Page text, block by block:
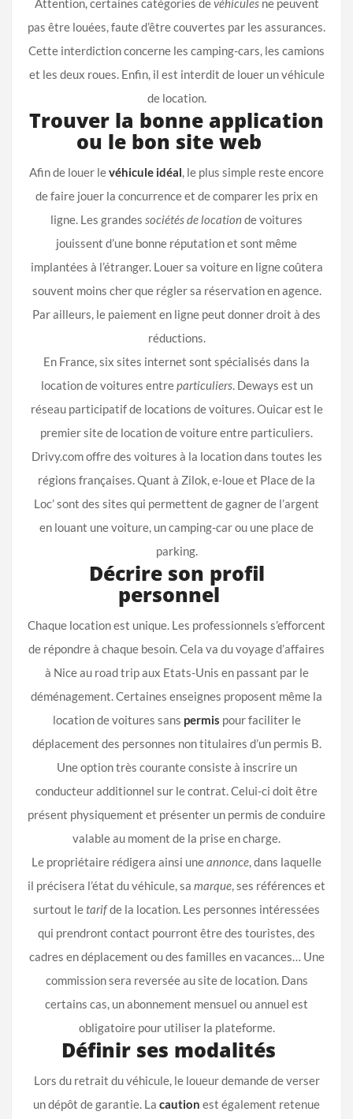
Attention, certaines catégories devéhiculesne peuvent
pas être louées, faute d’être couvertes par les assurances.
Cette interdiction concerne les camping-cars, les camions
et les deux roues. Enfin, il est interdit de louer un véhicule
de location.
Trouver la bonne application
ou le bon site web
Afin de louer levéhicule idéal, ‎le plus simple reste encore
de faire jouer la concurrence et de comparer les prix en
ligne. Les grandes sociétés de locationde voitures
jouissent d’une bonne réputation et sont même
implantées à l’étranger. Louer sa voiture en ligne coûtera
souvent moins cher que régler sa réservation en agence.
Par ailleurs, le paiement en ligne peut donner droit à des
réductions.
En France, six sites internet sont spécialisés dans la
location de voitures entreparticuliers. Deways est un
réseau participatif de locations de voitures. Ouicar est le
premier site de location de voiture entre particuliers.
Drivy.com offre des voitures à la location dans toutes les
régions françaises. Quant à Zilok, e-loue et Place de la
Loc’ sont des sites qui permettent de gagner de l’argent
en louant une voiture, un camping-car ou une place de
parking.
Décrire son profil
personnel
Chaque location est unique. Les professionnels s’efforcent
de répondre à chaque besoin. Cela va du voyage d’affaires
à Nice au road trip aux Etats-Unis en passant par le
déménagement. Certaines enseignes proposent même la
location de voitures sans permis pour faciliter le
déplacement des personnes non titulaires d’un permis B.
Une option très courante consiste à inscrire un
conducteur additionnel sur le contrat. Celui-ci doit être
présent physiquement et présenter un permis de conduire
valable au moment de la prise en charge.
Le propriétaire rédigera ainsi uneannonce, dans laquelle
il précisera l’état du véhicule, sa marque, ses références et
surtout letarifde la location. Les personnes intéressées
qui prendront contact pourront être des touristes, des
cadres en déplacement ou des familles en vacances… Une
commission sera reversée au site de location. Dans
certains cas, un abonnement mensuel ou annuel est
obligatoire pour utiliser la plateforme.
Définir ses modalités
Lors du retrait du véhicule, le loueur demande de verser
un dépôt de garantie. La caution est également retenue